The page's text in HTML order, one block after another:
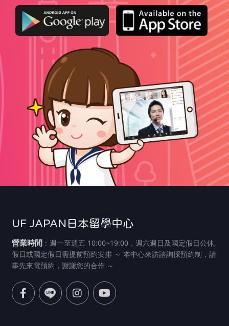
UF JAPAN日本留學中心
營業時間：週一至週五 10:00~19:00，週六週日及國定假日公休,
假日或國定假日需提前預約安排 ～ 本中心來訪諮詢採預約制，請
事先來電預約，謝謝您的合作 ～